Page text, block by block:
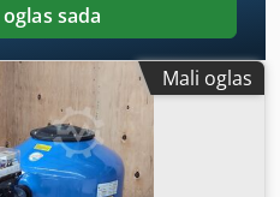
sada
Mali oglas